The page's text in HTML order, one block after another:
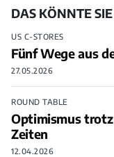
DAS KÖNNTE
US C-STORES
Fünf Wege aus
27.05.2026
ROUND TABLE
Optimismus
Zeiten
12.04.2026